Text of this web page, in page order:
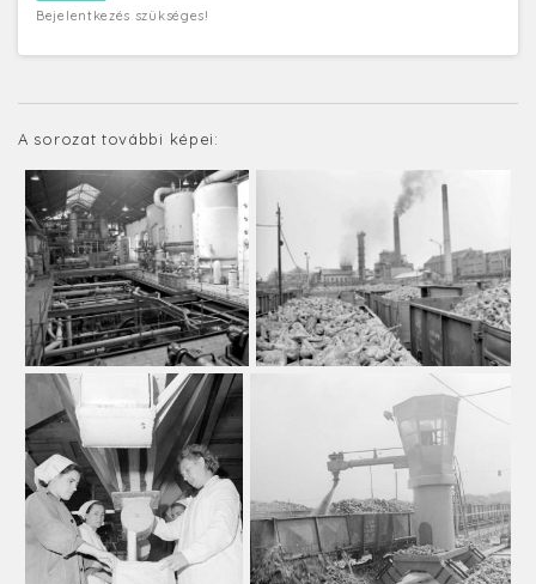
Bejelentkezés szükséges!
A sorozat további képei: